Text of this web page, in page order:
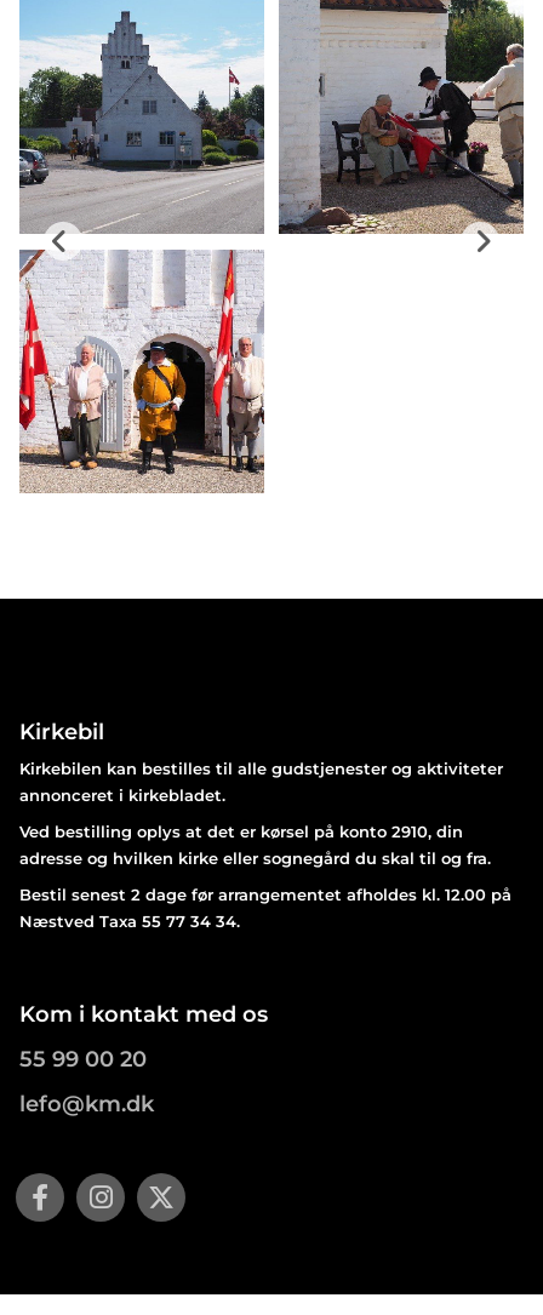
Kirkebil
Kirkebilen kan bestilles til alle gudstjenester og aktiviteter
annonceret i kirkebladet.
Ved bestilling oplys at det er kørsel på konto 2910, din
adresse og hvilken kirke eller sognegård du skal til og fra.
Bestil senest 2 dage før arrangementet afholdes kl. 12.00 på
Næstved Taxa 55 77 34 34.
Kom i kontakt med os
55 99 00 20
lefo@km.dk